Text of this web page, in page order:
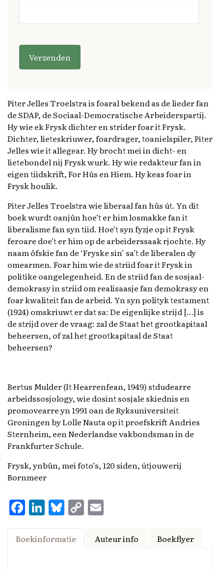
G
li
e
d
it
v
e
l
d
l
e
g
t
e
l
a
t
e
n
.
Piter Jelles Troelstra is foaral bekend as de lieder fan
de SDAP, de Sociaal-Democratische Arbeiderspartij.
Hy wie ek Frysk dichter en strider foar it Frysk.
Dichter, lieteskriuwer, foardrager, toanielspiler, Piter
Jelles wie it allegear. Hy brocht mei in dicht- en
lietebondel nij Frysk wurk. Hy wie redakteur fan in
eigen tiidskrift, For Hûs en Hiem. Hy keas foar in
Frysk houlik.
Piter Jelles Troelstra wie liberaal fan hûs út. Yn dit
boek wurdt oanjûn hoe’t er him losmakke fan it
liberalisme fan syn tiid. Hoe’t syn fyzje op it Frysk
feroare doe’t er him op de arbeiderssaak rjochte. Hy
naam ôfskie fan de ‘Fryske sin’ sa’t de liberalen dy
omearmen. Foar him wie de striid foar it Frysk in
politike oangelegenheid. En de striid fan de sosjaal-
demokrasy in striid om realisaasje fan demokrasy en
foar kwaliteit fan de arbeid. Yn syn polityk testament
(1924) omskriuwt er dat sa: De eigenlijke strijd […] is
de strijd over de vraag: zal de Staat het grootkapitaal
beheersen, of zal het grootkapitaal de Staat
beheersen?
Bertus Mulder (It Hearrenfean, 1949) stdudearre
arbeidssosjology, wie dosint sosjale skiednis en
promovearre yn 1991 oan de Ryksuniversiteit
Groningen by Lolle Nauta op it proefskrift Andries
Sternheim, een Nederlandse vakbondsman in de
Frankfurter Schule.
Frysk, ynbûn, mei foto’s, 120 siden, útjouwerij
Bornmeer
F
a
ce
Li
n
k
Bl
u
es
C
o
y
ai
Boekinformatie Auteur info Boekflyer